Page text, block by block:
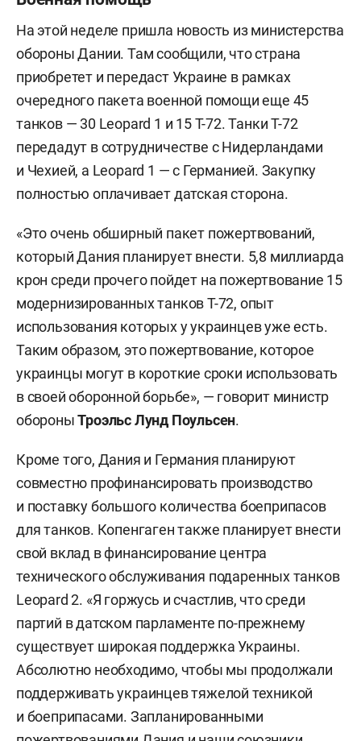
На этой неделе пришла новость из министерства
обороны Дании. Там сообщили, что страна
приобретет и передаст Украине в рамках
очередного пакета военной помощи еще 45
танков — 30 Leopard 1 и 15 Т-72. Танки Т-72
передадут в сотрудничестве с Нидерландами
и Чехией, а Leopard 1 — с Германией. Закупку
полностью оплачивает датская сторона.
«Это очень обширный пакет пожертвований,
который Дания планирует внести. 5,8 миллиарда
крон среди прочего пойдет на пожертвование 15
модернизированных танков Т-72, опыт
использования которых у украинцев уже есть.
Таким образом, это пожертвование, которое
украинцы могут в короткие сроки использовать
в своей оборонной борьбе», — говорит министр
обороныТроэльс Лунд Поульсен.
Кроме того, Дания и Германия планируют
совместно профинансировать производство
и поставку большого количества боеприпасов
для танков. Копенгаген также планирует внести
свой вклад в финансирование центра
технического обслуживания подаренных танков
Leopard 2. «Я горжусь и счастлив, что среди
партий в датском парламенте по-прежнему
существует широкая поддержка Украины.
Абсолютно необходимо, чтобы мы продолжали
поддерживать украинцев тяжелой техникой
и боеприпасами. Запланированными